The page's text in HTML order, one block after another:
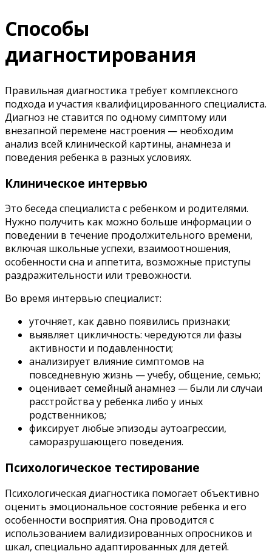
Способы
диагностирования
Правильная диагностика требует комплексного
подхода и участия квалифицированного специалиста.
Диагноз не ставится по одному симптому или
внезапной перемене настроения — необходим
анализ всей клинической картины, анамнеза и
поведения ребенка в разных условиях.
Клиническое интервью
Это беседа специалиста с ребенком и родителями.
Нужно получить как можно больше информации о
поведении в течение продолжительного времени,
включая школьные успехи, взаимоотношения,
особенности сна и аппетита, возможные приступы
раздражительности или тревожности.
Во время интервью специалист:
уточняет, как давно появились признаки;
выявляет цикличность: чередуются ли фазы
активности и подавленности;
анализирует влияние симптомов на
повседневную жизнь — учебу, общение, семью;
оценивает семейный анамнез — были ли случаи
расстройства у ребенка либо у иных
родственников;
фиксирует любые эпизоды аутоагрессии,
саморазрушающего поведения.
Психологическое тестирование
Психологическая диагностика помогает объективно
оценить эмоциональное состояние ребенка и его
особенности восприятия. Она проводится с
использованием валидизированных опросников и
шкал, специально адаптированных для детей.